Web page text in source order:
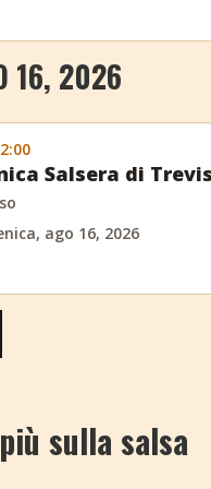
16, 2026
Salsera di
ago 16, 2026
sulla salsa